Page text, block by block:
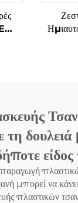
δουλειά
παραγωγή
μπορεί να
πλαστικών